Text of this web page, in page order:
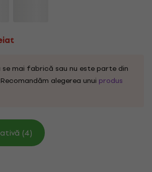
mai fabrică sau nu este parte din
alegerea unui produs
(4)